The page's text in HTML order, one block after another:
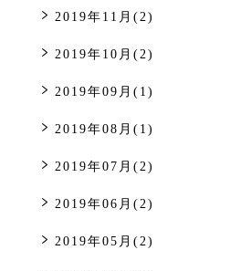
2019年11月(2)
2019年10月(2)
2019年09月(1)
2019年08月(1)
2019年07月(2)
2019年06月(2)
2019年05月(2)